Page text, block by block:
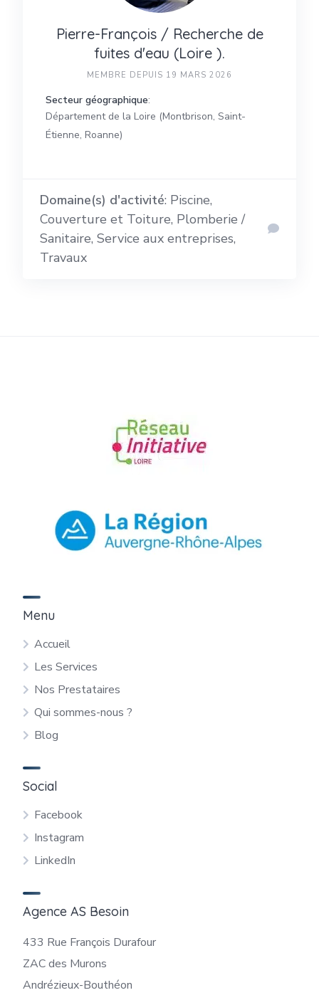
Pierre-François / Recherche de
fuites d'eau (Loire ).
MEMBRE DEPUIS 19 MARS 2026
Secteur géographique:
Département de la Loire (Montbrison, Saint-
Étienne, Roanne)
Domaine(s) d'activité: Piscine,
Couverture et Toiture, Plomberie /
Sanitaire, Service aux entreprises,
Travaux
Menu
Accueil
Les Services
Nos Prestataires
Qui sommes-nous ?
Blog
Social
Facebook
Instagram
LinkedIn
Agence AS Besoin
433 Rue François Durafour
ZAC des Murons
Andrézieux-Bouthéon